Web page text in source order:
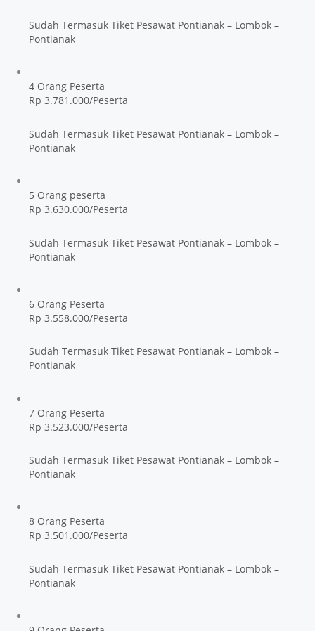
Sudah Termasuk Tiket Pesawat Pontianak – Lombok –
Pontianak
4 Orang Peserta
Rp 3.781.000/Peserta
Sudah Termasuk Tiket Pesawat Pontianak – Lombok –
Pontianak
5 Orang peserta
Rp 3.630.000/Peserta
Sudah Termasuk Tiket Pesawat Pontianak – Lombok –
Pontianak
6 Orang Peserta
Rp 3.558.000/Peserta
Sudah Termasuk Tiket Pesawat Pontianak – Lombok –
Pontianak
7 Orang Peserta
Rp 3.523.000/Peserta
Sudah Termasuk Tiket Pesawat Pontianak – Lombok –
Pontianak
8 Orang Peserta
Rp 3.501.000/Peserta
Sudah Termasuk Tiket Pesawat Pontianak – Lombok –
Pontianak